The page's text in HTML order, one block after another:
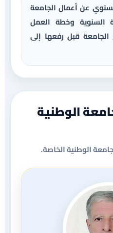
عن أعمال الجامعة
السنوية وخطة العمل
الجامعة قبل رفعها إلى
الوطنية
الوطنية الخاصة.